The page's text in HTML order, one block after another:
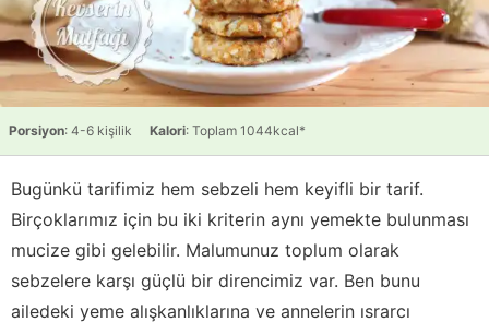
Porsiyon: 4-6 kişilik Kalori: Toplam 1044kcal*
Bugünkü tarifimiz hem sebzeli hem keyifli bir tarif.
Birçoklarımız için bu iki kriterin aynı yemekte bulunması
mucize gibi gelebilir. Malumunuz toplum olarak
sebzelere karşı güçlü bir direncimiz var. Ben bunu
ailedeki yeme alışkanlıklarına ve annelerin ısrarcı